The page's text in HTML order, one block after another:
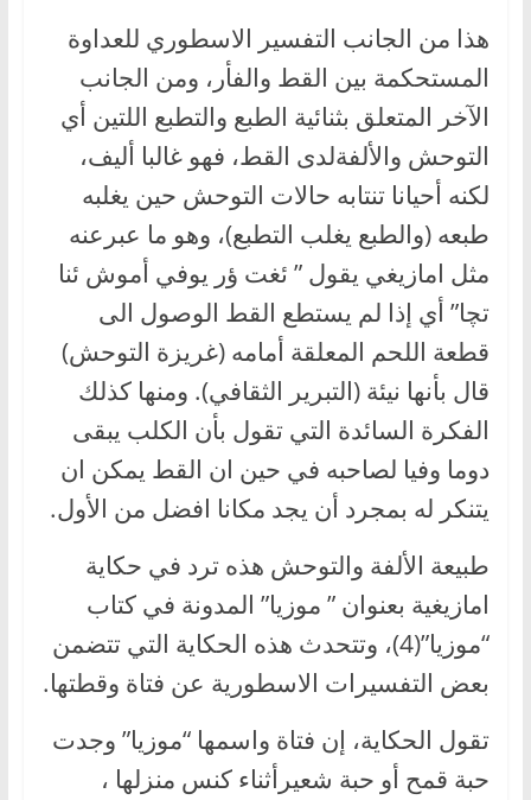
هذا من الجانب التفسير الاسطوري للعداوة
المستحكمة بين القط والفأر، ومن الجانب
الآخر المتعلق بثنائية الطبع والتطبع اللتين أي
التوحش والألفةلدى القط، فهو غالبا أليف،
لكنه أحيانا تنتابه حالات التوحش حين يغلبه
طبعه (والطبع يغلب التطبع)، وهو ما عبرعنه
مثل امازيغي يقول ” ئغت ؤر يوفي أموش ئنا
تچا” أي إذا لم يستطع القط الوصول الى
قطعة اللحم المعلقة أمامه (غريزة التوحش)
قال بأنها نيئة (التبرير الثقافي). ومنها كذلك
الفكرة السائدة التي تقول بأن الكلب يبقى
دوما وفيا لصاحبه في حين ان القط يمكن ان
يتنكر له بمجرد أن يجد مكانا افضل من الأول.
طبيعة الألفة والتوحش هذه ترد في حكاية
امازيغية بعنوان ” موزيا” المدونة في كتاب
“موزيا”(4)، وتتحدث هذه الحكاية التي تتضمن
بعض التفسيرات الاسطورية عن فتاة وقطتها.
تقول الحكاية، إن فتاة واسمها “موزيا” وجدت
حبة قمح أو حبة شعيرأثناء كنس منزلها ،